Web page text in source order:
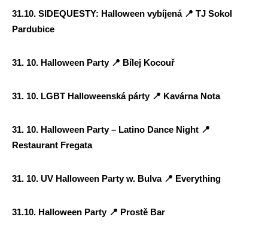
31.10. SIDEQUESTY: Halloween vybíjená 📍 TJ Sokol
Pardubice
31. 10. Halloween Party 📍 Bílej Kocouř
31. 10. LGBT Halloweenská párty 📍 Kavárna Nota
31. 10. Halloween Party – Latino Dance Night 📍
Restaurant Fregata
31. 10. UV Halloween Party w. Bulva 📍 Everything
31.10. Halloween Party 📍 Prostě Bar